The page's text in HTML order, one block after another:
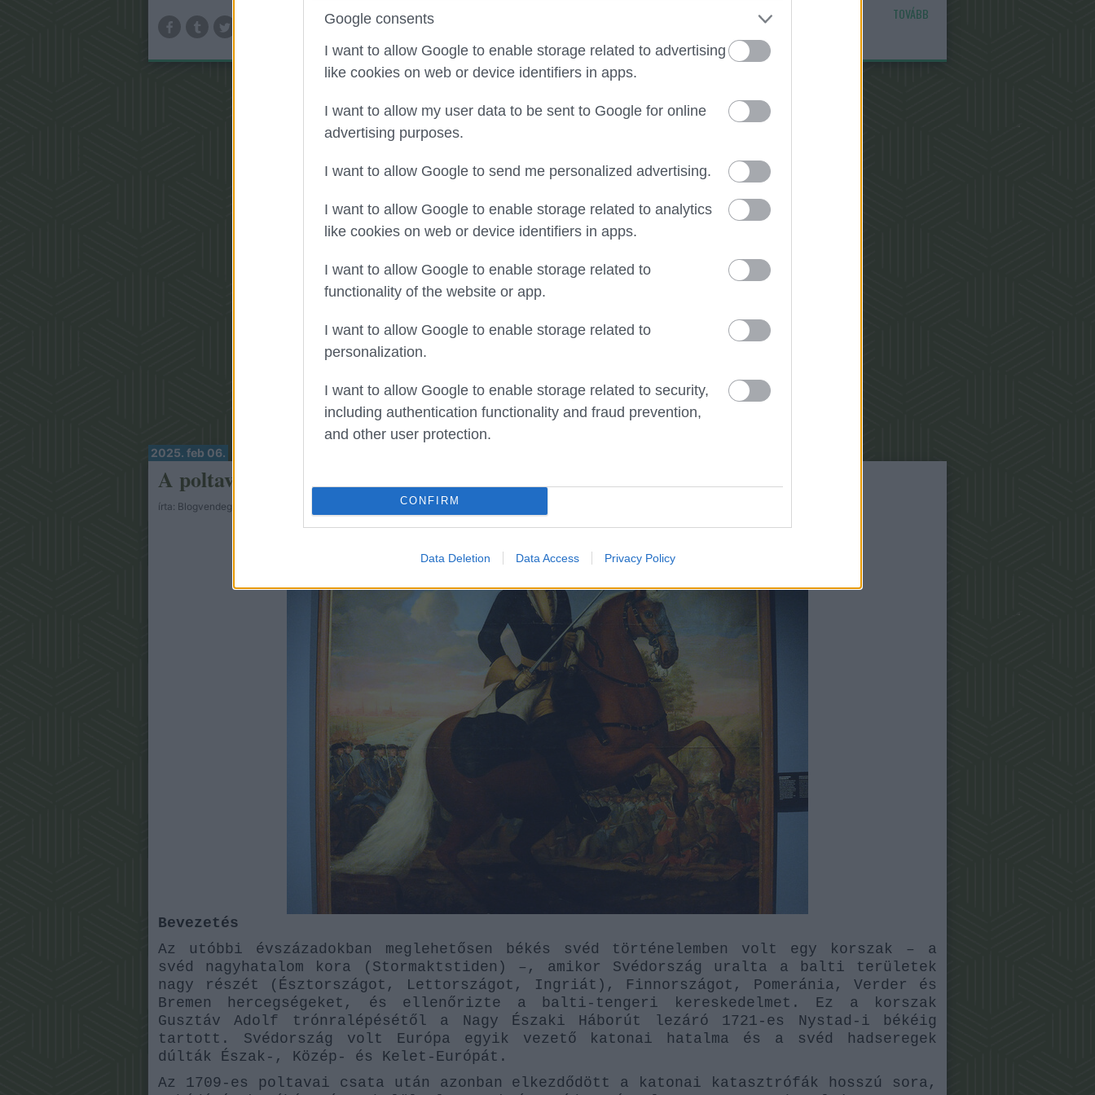
Google consents
I want to allow Google to enable storage related to advertising
like cookies on web or device identifiers in apps.
I want to allow my user data to be sent to Google for online
advertising purposes.
I want to allow Google to send me personalized advertising.
I want to allow Google to enable storage related to analytics
like cookies on web or device identifiers in apps.
I want to allow Google to enable storage related to
functionality of the website or app.
I want to allow Google to enable storage related to
personalization.
I want to allow Google to enable storage related to security,
including authentication functionality and fraud prevention,
and other user protection.
CONFIRM
Data Deletion Data Access Privacy Policy
TOVÁBB
2025. feb 06.
A poltavai csata - I. rész
írta: Blogvendegszerzo
Bevezetés
Az utóbbi évszázadokban meglehetősen békés svéd történelemben volt egy korszak – a
svéd nagyhatalom kora (Stormaktstiden) –, amikor Svédország uralta a balti területek
nagy részét (Észtországot, Lettországot, Ingriát), Finnországot, Pomeránia, Verder és
Bremen hercegségeket, és ellenőrizte a balti-tengeri kereskedelmet. Ez a korszak
Gusztáv Adolf trónralépésétől a Nagy Északi Háborút lezáró 1721-es Nystad-i békéig
tartott. Svédország volt Európa egyik vezető katonai hatalma és a svéd hadseregek
dúlták Észak-, Közép- és Kelet-Európát.
Az 1709-es poltavai csata után azonban elkezdődött a katonai katasztrófák hosszú sora,